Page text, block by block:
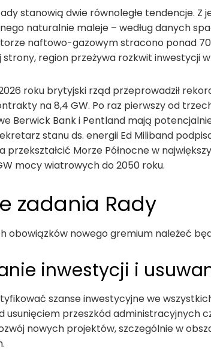
stanowią dwie równoległe tendencje. Z
naturalnie maleje – według danych
naftowo-gazowym stracono ponad
strony, region przeżywa rozkwit inwestycji
roku brytyjski rząd przeprowadził
na 8,4 GW. Po raz pierwszy od
Berwick Bank i Pentland mają
stanu ds. energii Ed Miliband
przekształcić Morze Północne w
mocy wiatrowych do 2050 roku.
zadania Rady
obowiązków nowego gremium należeć
inwestycji i
szanse inwestycyjne we
usunięciem przeszkód administracyjnych
nowych projektów, szczególnie w